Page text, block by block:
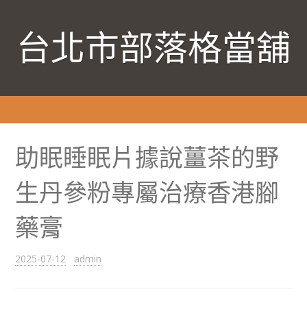
台北市部落格當舖
助眠睡眠片據說薑茶的野
生丹參粉專屬治療香港腳
藥膏
2025-07-12 admin